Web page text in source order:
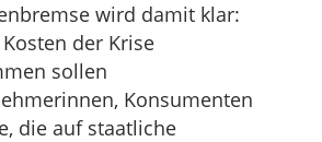
wird damit klar:
der Krise
sollen
Konsumenten
die auf staatliche